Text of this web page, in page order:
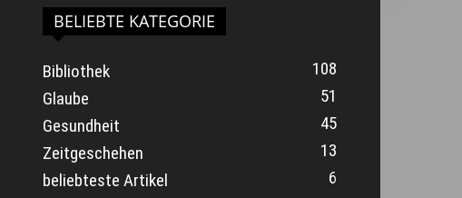
BELIEBTE KATEGORIE
Bibliothek
108
Glaube
51
Gesundheit
45
Zeitgeschehen
13
beliebteste Artikel
6